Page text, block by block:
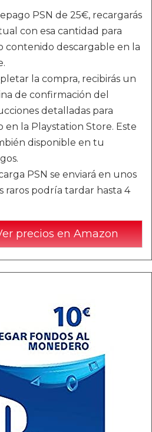
PSN de 25€, recargarás
con esa cantidad para
contenido descargable en la
la compra, recibirás un
de confirmación del
detalladas para
en la Playstation Store. Este
disponible en tu
PSN se enviará en unos
raros podría tardar hasta 4
precios en Amazon